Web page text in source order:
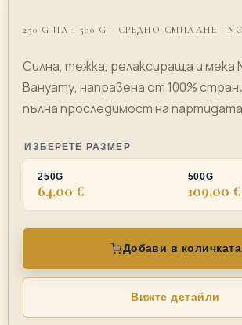
250 G ИЛИ 500 G - СРЕДНО СМИЛАНЕ -
Силна, тежка, релаксираща и мека
Вануату, направена от 100%
пълна проследимост на
ИЗБЕРЕТЕ РАЗМЕР
250G
64,00 €
500G
109,00 €
Добави в количката
Вижте детайли